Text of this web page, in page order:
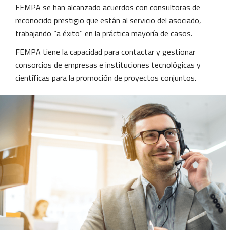
FEMPA se han alcanzado acuerdos con consultoras de
reconocido prestigio que están al servicio del asociado,
trabajando “a éxito” en la práctica mayoría de casos.
FEMPA tiene la capacidad para contactar y gestionar
consorcios de empresas e instituciones tecnológicas y
científicas para la promoción de proyectos conjuntos.